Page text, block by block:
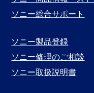
ソニー総合サポート
ソニー製品登録
ソニー修理のご相談
ソニー取扱説明書